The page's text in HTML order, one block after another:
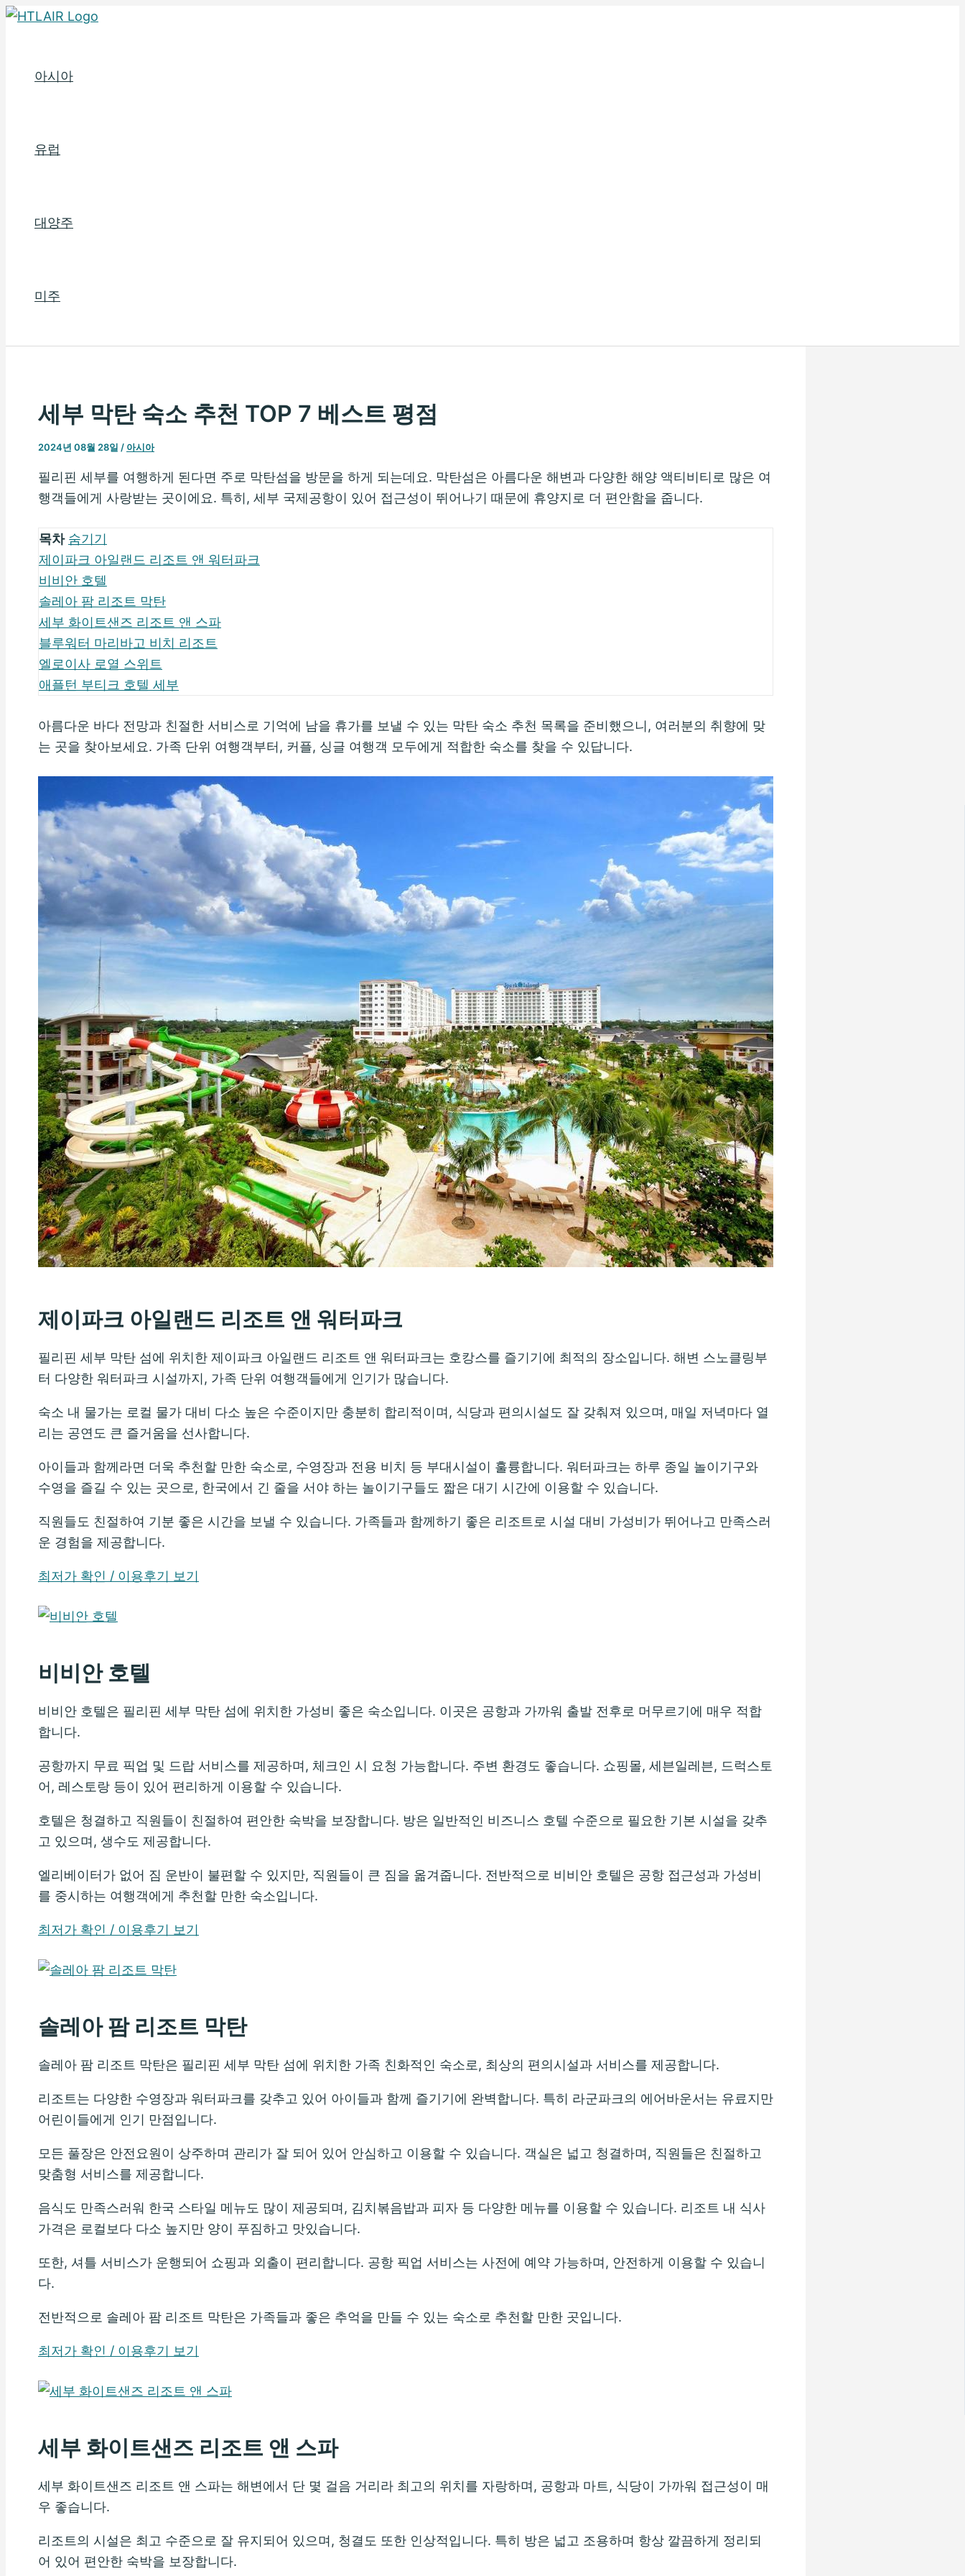
콘
아시아
유럽
대양주
미주
세부 막탄 숙소 추천 TOP 7 베스트 평점
2024년 08월 28일 / 아시아
필리핀 세부를 여행하게 된다면 주로 막탄섬을 방문을 하게 되는데요. 막탄섬은 아름다운 해변과 다양한 해양 액티비티로 많은 여
행객들에게 사랑받는 곳이에요. 특히, 세부 국제공항이 있어 접근성이 뛰어나기 때문에 휴양지로 더 편안함을 줍니다.
목차 숨기기
제이파크 아일랜드 리조트 앤 워터파크
비비안 호텔
솔레아 팜 리조트 막탄
세부 화이트샌즈 리조트 앤 스파
블루워터 마리바고 비치 리조트
엘로이사 로열 스위트
애플턴 부티크 호텔 세부
아름다운 바다 전망과 친절한 서비스로 기억에 남을 휴가를 보낼 수 있는 막탄 숙소 추천 목록을 준비했으니, 여러분의 취향에 맞
는 곳을 찾아보세요. 가족 단위 여행객부터, 커플, 싱글 여행객 모두에게 적합한 숙소를 찾을 수 있답니다.
제이파크 아일랜드 리조트 앤 워터파크
필리핀 세부 막탄 섬에 위치한 제이파크 아일랜드 리조트 앤 워터파크는 호캉스를 즐기기에 최적의 장소입니다. 해변 스노클링부
터 다양한 워터파크 시설까지, 가족 단위 여행객들에게 인기가 많습니다.
숙소 내 물가는 로컬 물가 대비 다소 높은 수준이지만 충분히 합리적이며, 식당과 편의시설도 잘 갖춰져 있으며, 매일 저녁마다 열
리는 공연도 큰 즐거움을 선사합니다.
아이들과 함께라면 더욱 추천할 만한 숙소로, 수영장과 전용 비치 등 부대시설이 훌륭합니다. 워터파크는 하루 종일 놀이기구와
수영을 즐길 수 있는 곳으로, 한국에서 긴 줄을 서야 하는 놀이기구들도 짧은 대기 시간에 이용할 수 있습니다.
직원들도 친절하여 기분 좋은 시간을 보낼 수 있습니다. 가족들과 함께하기 좋은 리조트로 시설 대비 가성비가 뛰어나고 만족스러
운 경험을 제공합니다.
최저가 확인 / 이용후기 보기
비비안 호텔
비비안 호텔은 필리핀 세부 막탄 섬에 위치한 가성비 좋은 숙소입니다. 이곳은 공항과 가까워 출발 전후로 머무르기에 매우 적합
합니다.
공항까지 무료 픽업 및 드랍 서비스를 제공하며, 체크인 시 요청 가능합니다. 주변 환경도 좋습니다. 쇼핑몰, 세븐일레븐, 드럭스토
어, 레스토랑 등이 있어 편리하게 이용할 수 있습니다.
호텔은 청결하고 직원들이 친절하여 편안한 숙박을 보장합니다. 방은 일반적인 비즈니스 호텔 수준으로 필요한 기본 시설을 갖추
고 있으며, 생수도 제공합니다.
엘리베이터가 없어 짐 운반이 불편할 수 있지만, 직원들이 큰 짐을 옮겨줍니다. 전반적으로 비비안 호텔은 공항 접근성과 가성비
를 중시하는 여행객에게 추천할 만한 숙소입니다.
최저가 확인 / 이용후기 보기
솔레아 팜 리조트 막탄
솔레아 팜 리조트 막탄은 필리핀 세부 막탄 섬에 위치한 가족 친화적인 숙소로, 최상의 편의시설과 서비스를 제공합니다.
리조트는 다양한 수영장과 워터파크를 갖추고 있어 아이들과 함께 즐기기에 완벽합니다. 특히 라군파크의 에어바운서는 유료지만
어린이들에게 인기 만점입니다.
모든 풀장은 안전요원이 상주하며 관리가 잘 되어 있어 안심하고 이용할 수 있습니다. 객실은 넓고 청결하며, 직원들은 친절하고
맞춤형 서비스를 제공합니다.
음식도 만족스러워 한국 스타일 메뉴도 많이 제공되며, 김치볶음밥과 피자 등 다양한 메뉴를 이용할 수 있습니다. 리조트 내 식사
가격은 로컬보다 다소 높지만 양이 푸짐하고 맛있습니다.
또한, 셔틀 서비스가 운행되어 쇼핑과 외출이 편리합니다. 공항 픽업 서비스는 사전에 예약 가능하며, 안전하게 이용할 수 있습니
다.
전반적으로 솔레아 팜 리조트 막탄은 가족들과 좋은 추억을 만들 수 있는 숙소로 추천할 만한 곳입니다.
최저가 확인 / 이용후기 보기
세부 화이트샌즈 리조트 앤 스파
세부 화이트샌즈 리조트 앤 스파는 해변에서 단 몇 걸음 거리라 최고의 위치를 자랑하며, 공항과 마트, 식당이 가까워 접근성이 매
우 좋습니다.
리조트의 시설은 최고 수준으로 잘 유지되어 있으며, 청결도 또한 인상적입니다. 특히 방은 넓고 조용하며 항상 깔끔하게 정리되
어 있어 편안한 숙박을 보장합니다.